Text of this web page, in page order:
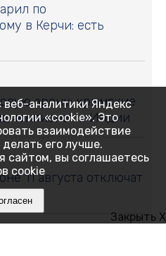
по
в Керчи: есть
арену: крымские
чемпионат в Индии
11 августа отключат
Закрыть X
веб-аналитики Яндекс
«cookie». Это
взаимодействие
его лучше.
сайтом, вы соглашаетесь
cookie